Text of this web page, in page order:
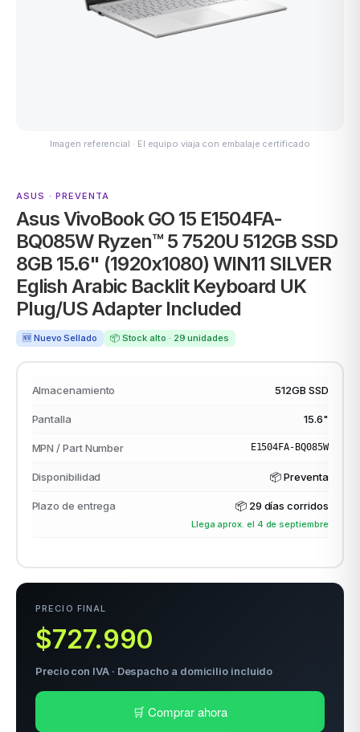
ACER
→
Imagen referencial · El equipo viaja con embalaje certificado
ASUS · PREVENTA
Asus VivoBook GO 15 E1504FA-
BQ085W Ryzen™ 5 7520U 512GB SSD
8GB 15.6" (1920x1080) WIN11 SILVER
Eglish Arabic Backlit Keyboard UK
Plug/US Adapter Included
🆕 Nuevo Sellado 📦 Stock alto · 29 unidades
Almacenamiento 512GB SSD
Pantalla 15.6"
MPN / Part Number E1504FA-BQ085W
Disponibilidad 📦 Preventa
Plazo de entrega 📦 29 días corridos
Llega aprox. el 4 de septiembre
PRECIO FINAL
$727.990
Precio con IVA · Despacho a domicilio incluido
🛒 Comprar ahora